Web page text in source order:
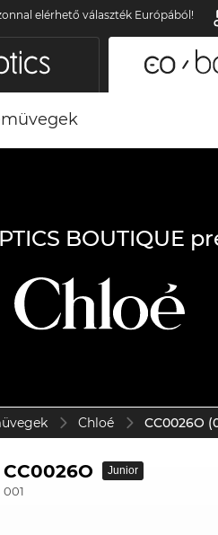
elérhető választék Európából!
BOUTIQUE
Chloé CC0026O
CC0026O
001
Junior